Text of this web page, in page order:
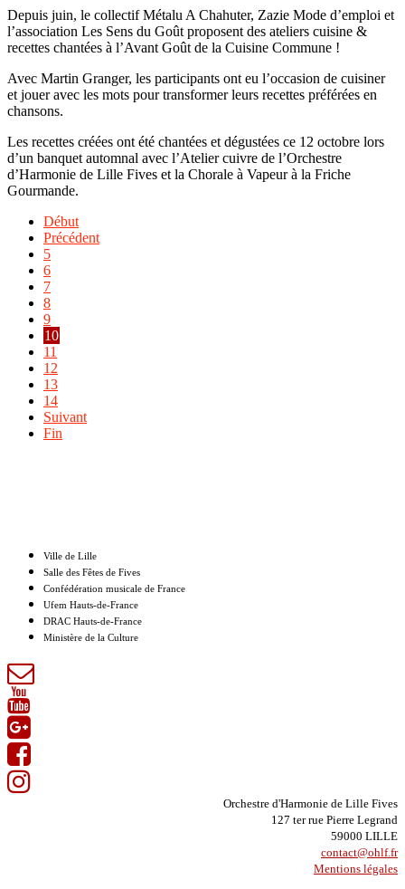
Depuis juin, le collectif Métalu A Chahuter, Zazie Mode d’emploi et
l’association Les Sens du Goût proposent des ateliers cuisine &
recettes chantées à l’Avant Goût de la Cuisine Commune !
Avec Martin Granger, les participants ont eu l’occasion de cuisiner
et jouer avec les mots pour transformer leurs recettes préférées en
chansons.
Les recettes créées ont été chantées et dégustées ce 12 octobre lors
d’un banquet automnal avec l’Atelier cuivre de l’Orchestre
d’Harmonie de Lille Fives et la Chorale à Vapeur à la Friche
Gourmande.
Début
Précédent
5
6
7
8
9
10
11
12
13
14
Suivant
Fin
Ville de Lille
Salle des Fêtes de Fives
Confédération musicale de France
Ufem Hauts-de-France
DRAC Hauts-de-France
Ministère de la Culture
Orchestre d'Harmonie de Lille Fives
127 ter rue Pierre Legrand
59000 LILLE
contact@ohlf.fr
Mentions légales